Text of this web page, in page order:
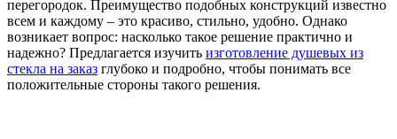
перегородок. Преимущество подобных конструкций известно
всем и каждому – это красиво, стильно, удобно. Однако
возникает вопрос: насколько такое решение практично и
надежно? Предлагается изучить изготовление душевых из
стекла на заказ глубоко и подробно, чтобы понимать все
положительные стороны такого решения.